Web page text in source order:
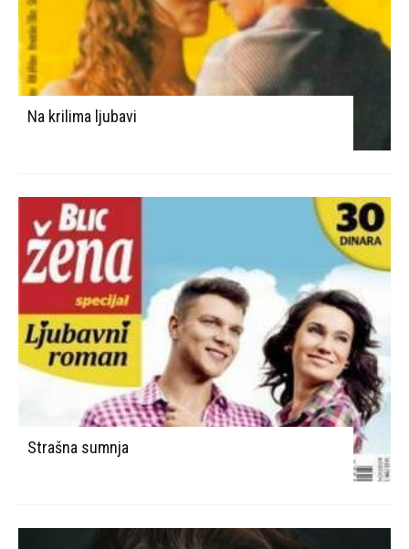
Na krilima ljubavi
Strašna sumnja